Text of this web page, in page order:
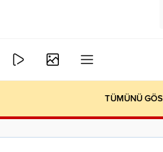
TÜMÜNÜ